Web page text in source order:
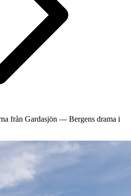
från Gardasjön — Bergens drama i